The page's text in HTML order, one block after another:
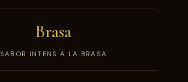
Brasa
SABOR INTENS A LA BRASA